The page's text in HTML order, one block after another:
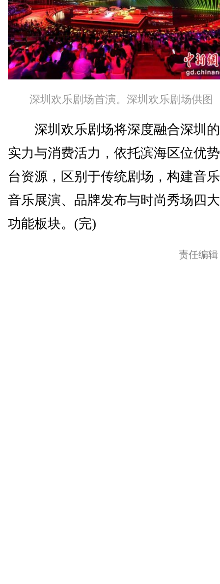
深圳欢乐剧场首演。深圳欢乐剧场供图
深圳欢乐剧场将深度融合深圳
实力与消费活力，依托滨海区位优
台资源，区别于传统剧场，构建音
音乐展演、品牌发布与时尚秀场四
功能板块。(完)
责任编